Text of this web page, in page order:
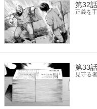
第32話
正義を
第33話
見守る者